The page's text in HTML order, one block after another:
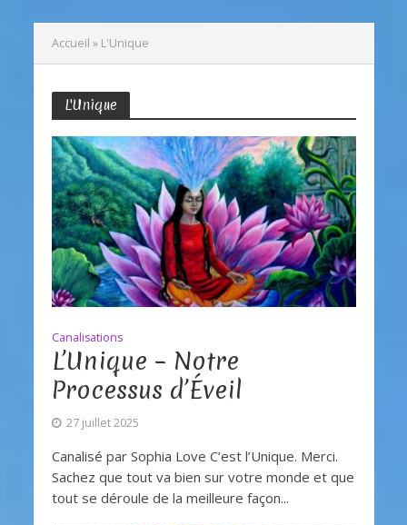
Accueil » L'Unique
L'Unique
Canalisations
L’Unique – Notre
Processus d’Éveil
27 juillet 2025
Canalisé par Sophia Love C’est l’Unique. Merci.
Sachez que tout va bien sur votre monde et que
tout se déroule de la meilleure façon...